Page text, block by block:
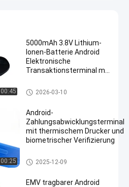
00:45
5000mAh 3.8V Lithium-
Ionen-Batterie Android
Elektronische
Transaktionsterminal mit
Betriebssystem
Android Positions-Anschluss
2026-03-10
00:25
Android-
Zahlungsabwicklungsterminal
mit thermischem Drucker und
biometrischer Verifizierung
Android Positions-Anschluss
2025-12-09
EMV tragbarer Android